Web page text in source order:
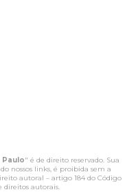
Paulo" é de direito reservado. Sua
nossos links, é proibida sem a
autoral – artigo 184 do Código
direitos autorais.